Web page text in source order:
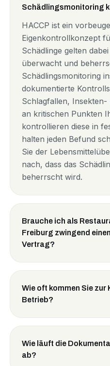
Schädlingsmonitoring
HACCP ist ein
Eigenkontrollkonzept
Schädlinge gelten
überwacht und
Schädlingsmonitoring
dokumentierte
Schlagfallen,
an kritischen Punkten
kontrollieren diese in
halten jeden Befund
Sie der
nach, dass das
beherrscht wird.
Brauche ich als
Freiburg zwingend
Vertrag?
Wie oft kommen Sie zur
Betrieb?
Wie läuft die
ab?